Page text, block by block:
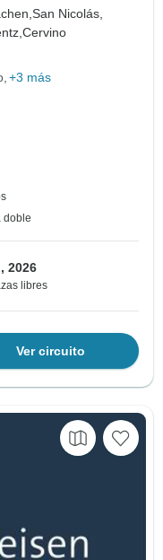
San Nicolás,
Cervino
+3 más
doble
2026
libres
Ver circuito